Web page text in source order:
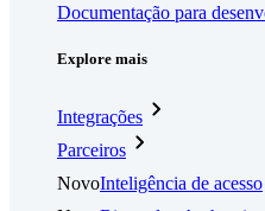
Documentação para
Explore mais
Integrações
Parceiros
NovoInteligência de acesso